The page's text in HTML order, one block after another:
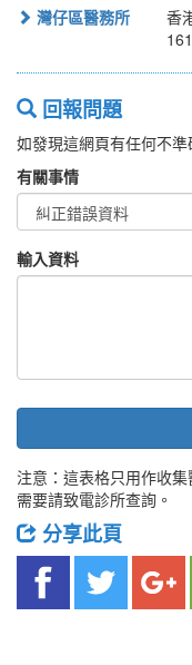
灣仔區醫務所
香
回報問題
如發現這網頁有任何不
有關事情
輸入資料
注意：這表格只用作收
需要請致電診所查詢。
分享此頁